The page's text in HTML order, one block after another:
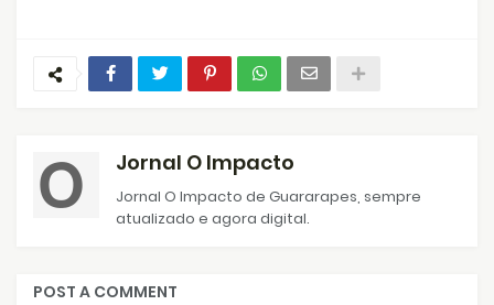
Jornal O Impacto
Jornal O Impacto de Guararapes, sempre
atualizado e agora digital.
POST A COMMENT